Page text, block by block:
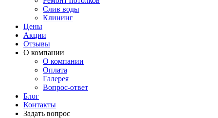
Слив воды
Клининг
Цены
Акции
Отзывы
О компании
О компании
Оплата
Галерея
Вопрос-ответ
Блог
Контакты
Задать вопрос